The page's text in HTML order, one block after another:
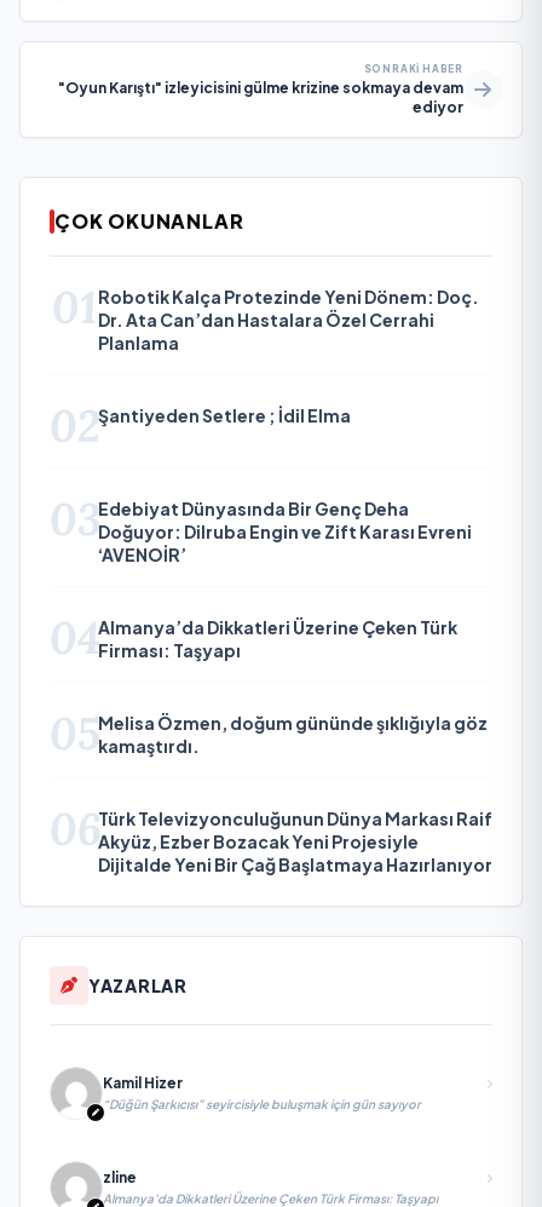
SONRAKI HABER
"Oyun Karıştı" izleyicisini gülme krizine sokmaya devam
ediyor
ÇOK OKUNANLAR
01 Robotik Kalça Protezinde Yeni Dönem: Doç.
Dr. Ata Can’dan Hastalara Özel Cerrahi
Planlama
02Şantiyeden Setlere ; İdil Elma
03Edebiyat Dünyasında Bir Genç Deha
Doğuyor: Dilruba Engin ve Zift Karası Evreni
‘AVENOİR’
04Almanya’da Dikkatleri Üzerine Çeken Türk
Firması: Taşyapı
05Melisa Özmen, doğum gününde şıklığıyla göz
kamaştırdı.
06Türk Televizyonculuğunun Dünya Markası Raif
Akyüz, Ezber Bozacak Yeni Projesiyle
Dijitalde Yeni Bir Çağ Başlatmaya Hazırlanıyor
YAZARLAR
Kamil Hizer
“Düğün Şarkıcısı” seyircisiyle buluşmak için gün sayıyor
zline
Almanya’da Dikkatleri Üzerine Çeken Türk Firması: Taşyapı